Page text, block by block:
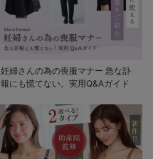
妊婦さんの為の喪服マナー 急な訃
報にも慌てない。実用Q&Aガイド